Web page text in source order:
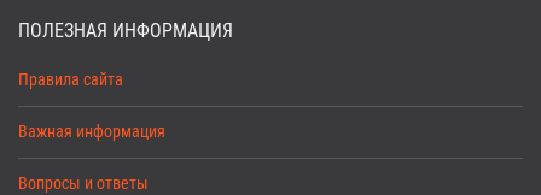
ПОЛЕЗНАЯ ИНФОРМАЦИЯ
Правила сайта
Важная информация
Вопросы и ответы